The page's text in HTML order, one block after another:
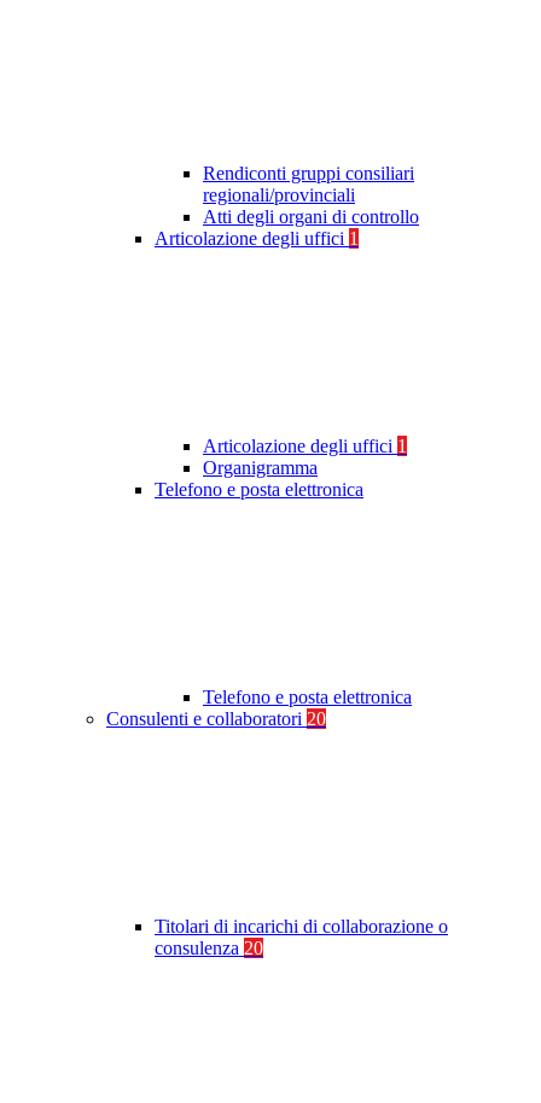
Rendiconti gruppi consiliari
regionali/provinciali
Atti degli organi di controllo
Articolazione degli uffici 1
Articolazione degli uffici 1
Organigramma
Telefono e posta elettronica
Telefono e posta elettronica
Consulenti e collaboratori 20
Titolari di incarichi di collaborazione o
consulenza 20